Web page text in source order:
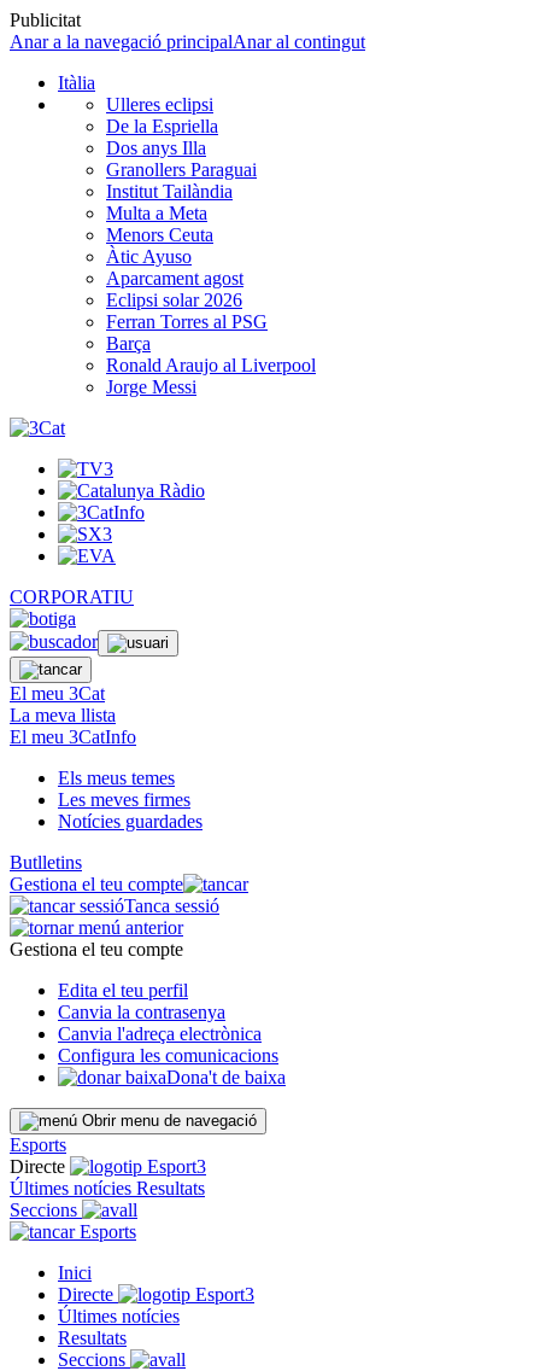
Publicitat
Anar a la navegació principalAnar al contingut
Itàlia
Ulleres eclipsi
De la Espriella
Dos anys Illa
Granollers Paraguai
Institut Tailàndia
Multa a Meta
Menors Ceuta
Àtic Ayuso
Aparcament agost
Eclipsi solar 2026
Ferran Torres al PSG
Barça
Ronald Araujo al Liverpool
Jorge Messi
CORPORATIU
El meu 3Cat
La meva llista
El meu 3CatInfo
Els meus temes
Les meves firmes
Notícies guardades
Butlletins
Gestiona el teu compte
Tanca sessió
Gestiona el teu compte
Edita el teu perfil
Canvia la contrasenya
Canvia l'adreça electrònica
Configura les comunicacions
Dona't de baixa
Obrir menu de navegació
Esports
Directe
Últimes notícies Resultats
Seccions
Esports
Inici
Directe
Últimes notícies
Resultats
Seccions